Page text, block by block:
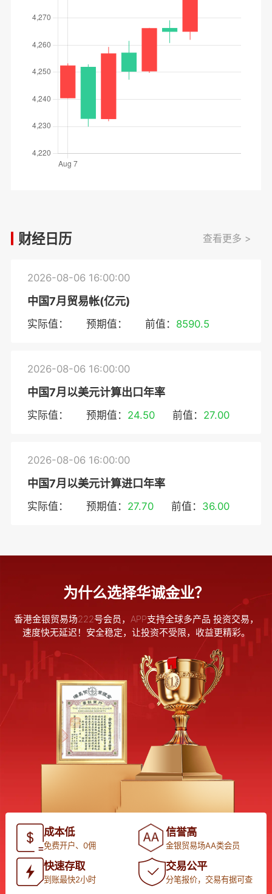
财经日历 查看更多 >
2026-08-06 16:00:00
中国7月贸易帐(亿元)
实际值： 预期值： 前值： 8590.5
2026-08-06 16:00:00
中国7月以美元计算出口年率
实际值： 预期值： 24.50 前值： 27.00
2026-08-06 16:00:00
中国7月以美元计算进口年率
实际值： 预期值： 27.70 前值： 36.00
为什么选择华诚金业？
香港金银贸易场222号会员，APP支持全球多产品 投资交易，
速度快无延迟！安全稳定，让投资不受限，收益更精彩。
成本低
免费开户、0佣
信誉高
金银贸易场AA类会员
快速存取
到账最快2小时
交易公平
分笔报价，交易有据可查